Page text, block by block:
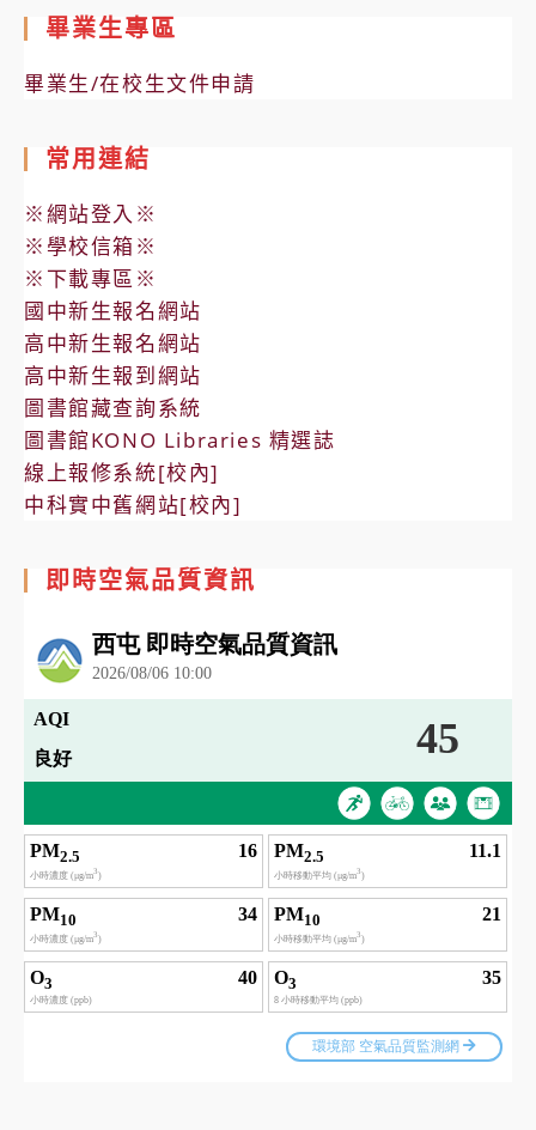
畢業生專區
畢業生/在校生文件申請
常用連結
※網站登入※
※學校信箱※
※下載專區※
國中新生報名網站
高中新生報名網站
高中新生報到網站
圖書館藏查詢系統
圖書館KONO Libraries 精選誌
線上報修系統[校內]
中科實中舊網站[校內]
即時空氣品質資訊